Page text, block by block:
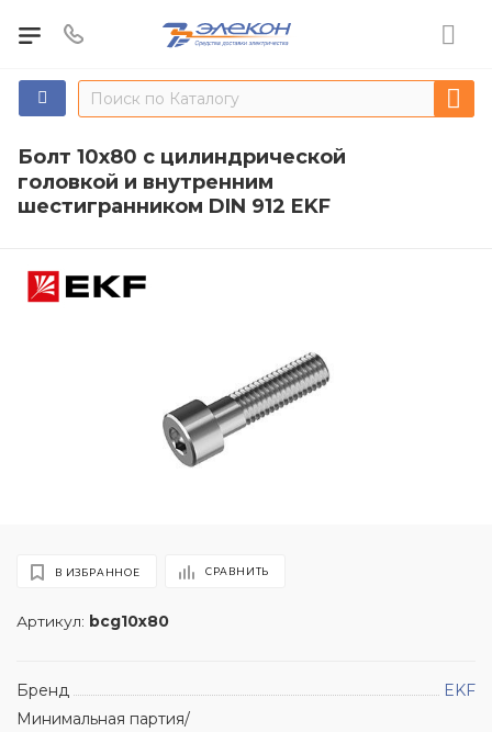
Болт 10х80 с цилиндрической
головкой и внутренним
шестигранником DIN 912 EKF
Артикул: bcg10x80
В ИЗБРАННОЕ СРАВНИТЬ
Бренд
EKF
Минимальная партия/